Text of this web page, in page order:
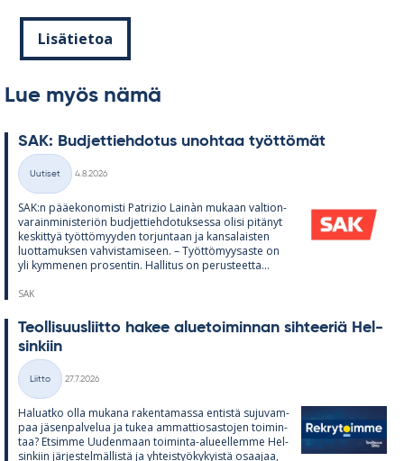
Lisätietoa
Lue myös nämä
SAK: Bud­jet­tieh­do­tus unoh­taa työt­tö­mät
Kategoriat
Uutiset
4.8.2026
SAK:n pää­e­ko­no­misti Pat­rizio Lainàn mu­kaan val­tion­
va­rain­mi­nis­te­riön bud­jet­tieh­do­tuk­sessa olisi pi­tä­nyt
kes­kit­tyä työt­tö­myy­den tor­jun­taan ja kan­sa­lais­ten
luot­ta­muk­sen vah­vis­ta­mi­seen. – Työt­tö­myy­saste on
yli kym­me­nen pro­sen­tin. Hal­li­tus on pe­rus­teetta...
SAK
Teol­li­suus­liitto ha­kee alue­toi­min­nan sih­tee­riä Hel­
sin­kiin
Kategoriat
Liitto
27.7.2026
Ha­luatko olla mu­kana ra­ken­ta­massa en­tistä su­ju­vam­
paa jä­sen­pal­ve­lua ja tu­kea am­mat­tio­sas­to­jen toi­min­
taa? Et­simme Uu­den­maan toi­minta-alu­eel­lemme Hel­
sin­kiin jär­jes­tel­mäl­listä ja yh­teis­työ­ky­kyistä osaa­jaa,